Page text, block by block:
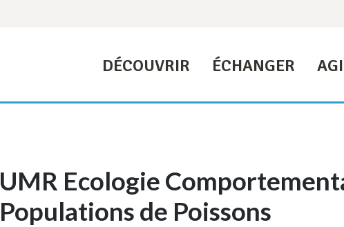
DÉCOUVRIR ÉCHANGER
UMR Ecologie
Populations de Poissons